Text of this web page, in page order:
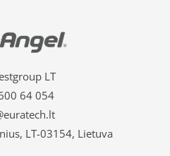
LT
64 054
LT-03154, Lietuva